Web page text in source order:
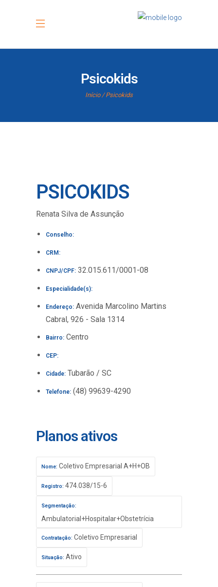
Psicokids
Início Psicokids
PSICOKIDS
Renata Silva de Assunção
Conselho:
CRM:
CNPJ/CPF: 32.015.611/0001-08
Especialidade(s):
Endereço: Avenida Marcolino Martins
Cabral, 926 - Sala 1314
Bairro: Centro
CEP:
Cidade: Tubarão / SC
Telefone: (48) 99639-4290
Planos ativos
Nome: Coletivo Empresarial A+H+OB
Registro: 474.038/15-6
Segmentação:
Ambulatorial+Hospitalar+Obstetrícia
Contratação: Coletivo Empresarial
Situação: Ativo